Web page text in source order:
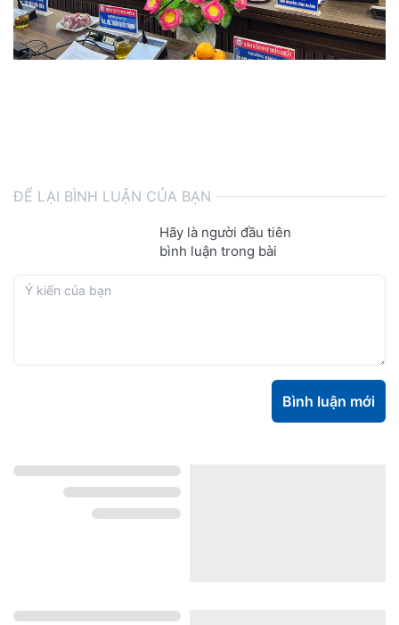
ĐỂ LẠI BÌNH LUẬN CỦA BẠN
Hãy là người đầu tiên
bình luận trong bài
Bình luận mới